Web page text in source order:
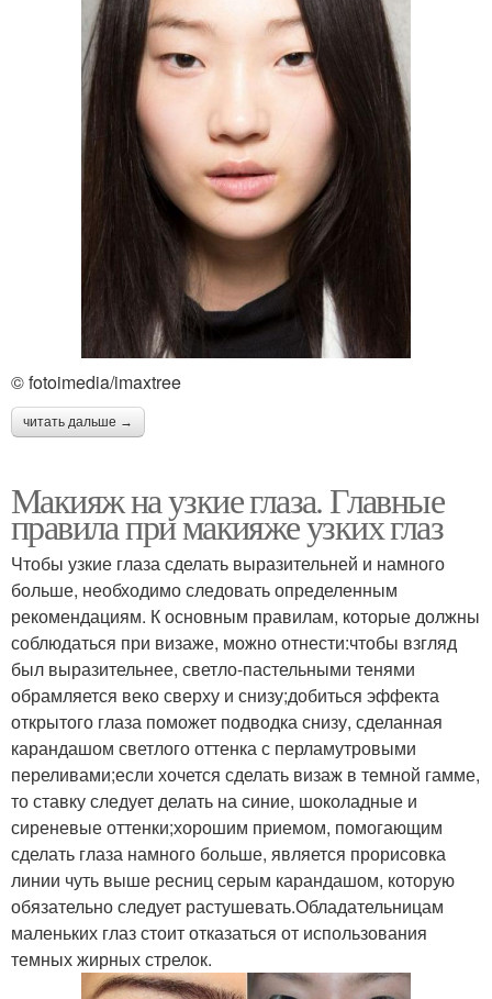
© fotoimedia/imaxtree
читать дальше →
Макияж на узкие глаза. Главные
правила при макияже узких глаз
Чтобы узкие глаза сделать выразительней и намного
больше, необходимо следовать определенным
рекомендациям. К основным правилам, которые должны
соблюдаться при визаже, можно отнести:чтобы взгляд
был выразительнее, светло-пастельными тенями
обрамляется веко сверху и снизу;добиться эффекта
открытого глаза поможет подводка снизу, сделанная
карандашом светлого оттенка с перламутровыми
переливами;если хочется сделать визаж в темной гамме,
то ставку следует делать на синие, шоколадные и
сиреневые оттенки;хорошим приемом, помогающим
сделать глаза намного больше, является прорисовка
линии чуть выше ресниц серым карандашом, которую
обязательно следует растушевать.Обладательницам
маленьких глаз стоит отказаться от использования
темных жирных стрелок.